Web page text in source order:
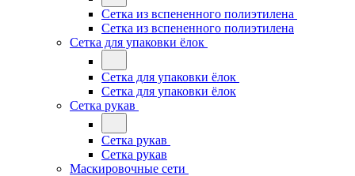
Сетка из вспененного полиэтилена
Сетка из вспененного полиэтилена
Сетка для упаковки ёлок
Сетка для упаковки ёлок
Сетка для упаковки ёлок
Сетка рукав
Сетка рукав
Сетка рукав
Маскировочные сети